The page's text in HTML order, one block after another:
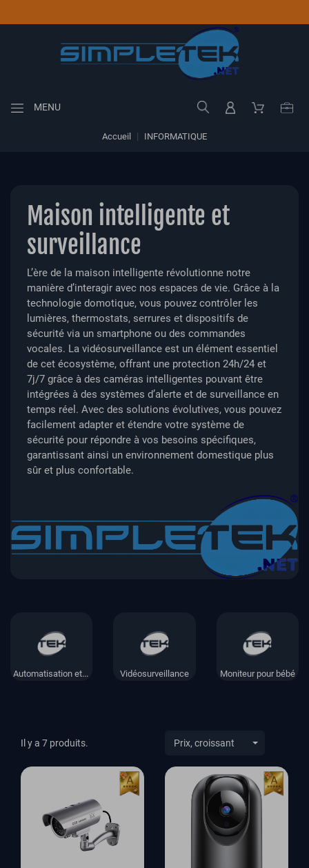
MENU
Accueil INFORMATIQUE
Maison intelligente et
surveillance
L’ère de la maison intelligente révolutionne notre
manière d’interagir avec nos espaces de vie. Grâce à la
technologie domotique, vous pouvez contrôler les
lumières, thermostats, serrures et dispositifs de
sécurité via un smartphone ou des commandes
vocales. La vidéosurveillance est un élément essentiel
de cet écosystème, offrant une protection 24h/24 et
7j/7 grâce à des caméras intelligentes pouvant être
intégrées à des systèmes d’alerte et de surveillance en
temps réel. Avec des solutions évolutives, vous pouvez
facilement adapter et étendre votre système de
sécurité pour répondre à vos besoins spécifiques,
garantissant ainsi un environnement domestique plus
sûr et plus confortable.
Automatisation et domotique Vidéosurveillance Moniteur pour bébé
Il y a 7 produits.